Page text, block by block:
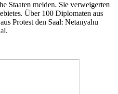
Staaten meiden. Sie verweigerten
Über 100 Diplomaten aus
Protest den Saal: Netanyahu